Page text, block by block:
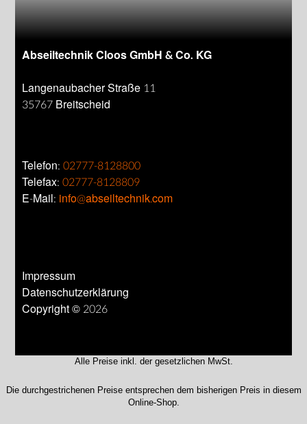
Abseiltechnik Cloos GmbH & Co. KG
Langenaubacher Straße 11
35767 Breitscheid
Telefon:02777-8128800
Telefax:02777-8128809
E-Mail: info@abseiltechnik.com
Impressum
Datenschutzerklärung
Copyright © 2026
Alle Preise inkl. der gesetzlichen MwSt.
Die durchgestrichenen Preise entsprechen dem bisherigen Preis in diesem
Online-Shop.